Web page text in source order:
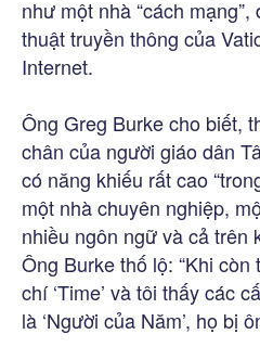
như một nhà “cách
thuật truyền thông của
Internet.
Ông Greg Burke cho biết,
chân của người giáo dân
có năng khiếu rất cao
một nhà chuyên nghiệp,
nhiều ngôn ngữ và cả trên
Ông Burke thố lộ: “Khi
chí ‘Time’ và tôi thấy các
là ‘Người của Năm’, họ bị